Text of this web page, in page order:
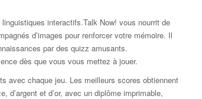
interactifs.Talk Now! vous nourrit de
d’images pour renforcer votre mémoire. Il
par des quizz amusants.
dès que vous vous mettez à jouer.
avec chaque jeu. Les meilleurs scores obtiennent
d’argent et d’or, avec un diplôme imprimable,